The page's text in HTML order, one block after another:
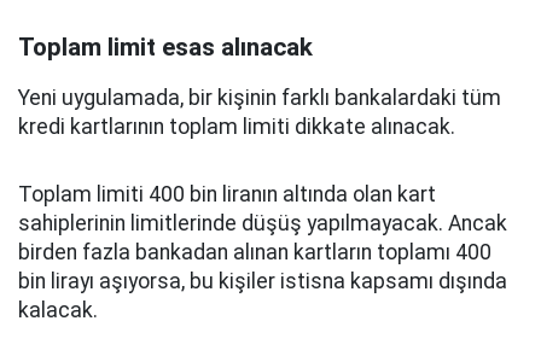
Toplam limit esas alınacak
Yeni uygulamada, bir kişinin farklı bankalardaki tüm
kredi kartlarının toplam limiti dikkate alınacak.
Toplam limiti 400 bin liranın altında olan kart
sahiplerinin limitlerinde düşüş yapılmayacak. Ancak
birden fazla bankadan alınan kartların toplamı 400
bin lirayı aşıyorsa, bu kişiler istisna kapsamı dışında
kalacak.